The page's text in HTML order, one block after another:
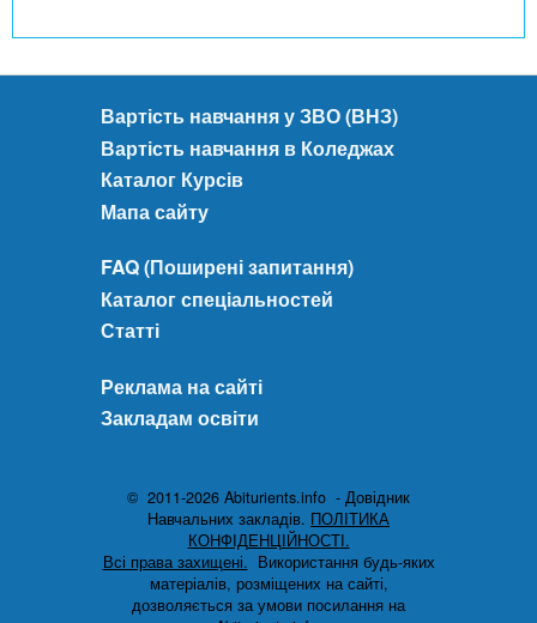
Вартість навчання у ЗВО (ВНЗ)
Вартість навчання в Коледжах
Каталог Курсів
Мапа сайту
FAQ (Поширені запитання)
Каталог спеціальностей
Статті
Реклама на сайті
Закладам освіти
© 2011-2026 Abiturients.info - Довідник
Навчальних закладів. ПОЛІТИКА
КОНФІДЕНЦІЙНОСТІ.
Всі права захищені. Використання будь-яких
матеріалів, розміщених на сайті,
дозволяється за умови посилання на